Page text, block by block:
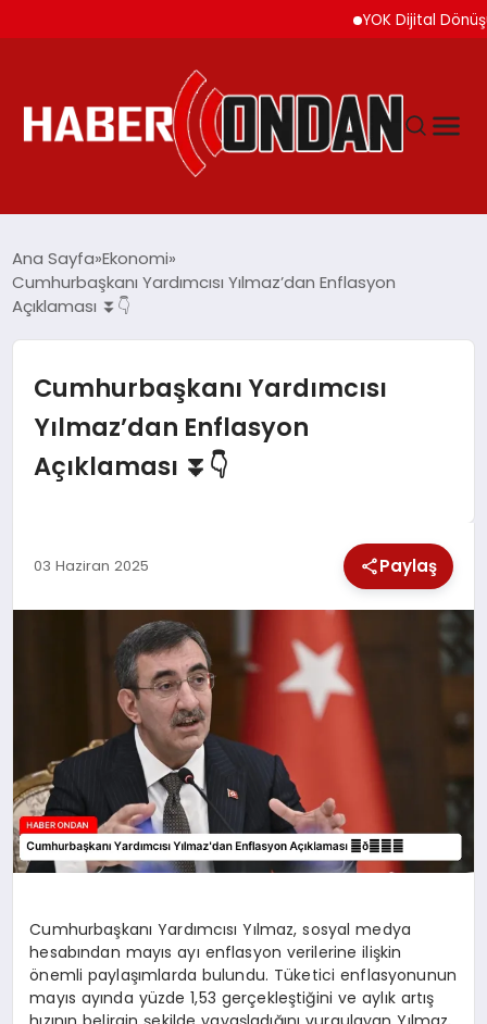
YOK Dijital Dönüşüm
SIYASET
DÜNYA
EKONOMI
TEKNOLOJI
Ana Sayfa Ekonomi
Cumhurbaşkanı Yardımcısı Yılmaz’dan Enflasyon
Açıklaması ⏬👇
Cumhurbaşkanı Yardımcısı
Yılmaz’dan Enflasyon
Açıklaması ⏬👇
03 Haziran 2025 Paylaş
Cumhurbaşkanı Yardımcısı Yılmaz, sosyal medya
hesabından mayıs ayı enflasyon verilerine ilişkin
önemli paylaşımlarda bulundu. Tüketici enflasyonunun
mayıs ayında yüzde 1,53 gerçekleştiğini ve aylık artış